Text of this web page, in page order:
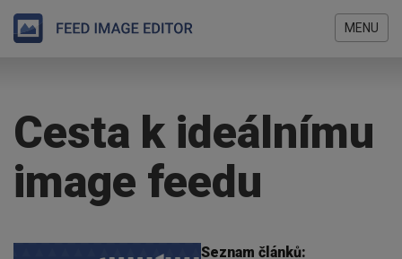
obsahu
MENU
Cesta k ideálnímu
image feedu
Seznam článků: